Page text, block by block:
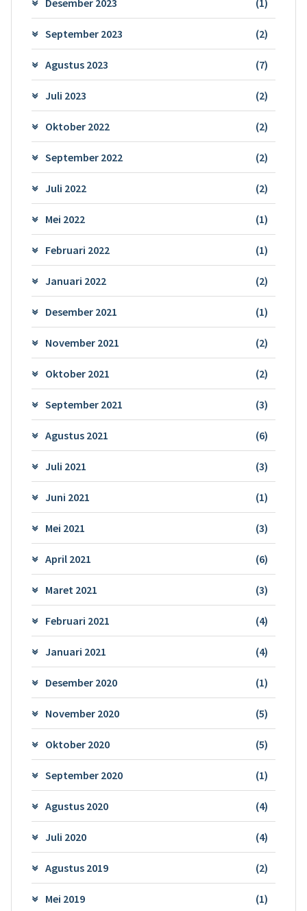
Desember 2023 (1)
September 2023 (2)
Agustus 2023 (7)
Juli 2023 (2)
Oktober 2022 (2)
September 2022 (2)
Juli 2022 (2)
Mei 2022 (1)
Februari 2022 (1)
Januari 2022 (2)
Desember 2021 (1)
November 2021 (2)
Oktober 2021 (2)
September 2021 (3)
Agustus 2021 (6)
Juli 2021 (3)
Juni 2021 (1)
Mei 2021 (3)
April 2021 (6)
Maret 2021 (3)
Februari 2021 (4)
Januari 2021 (4)
Desember 2020 (1)
November 2020 (5)
Oktober 2020 (5)
September 2020 (1)
Agustus 2020 (4)
Juli 2020 (4)
Agustus 2019 (2)
Mei 2019 (1)